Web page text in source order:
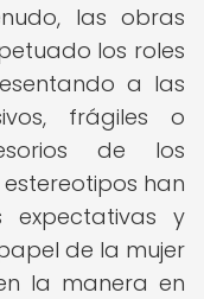
las obras
los roles
a las
frágiles o
de los
estereotipos han
expectativas y
de la mujer
la manera en